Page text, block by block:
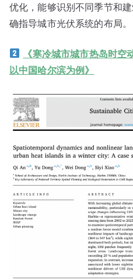
优化，能够识别不同季节和
确指导城市光伏系统的布局。
《寒冷城市城市热岛时空
以中国哈尔滨为例》